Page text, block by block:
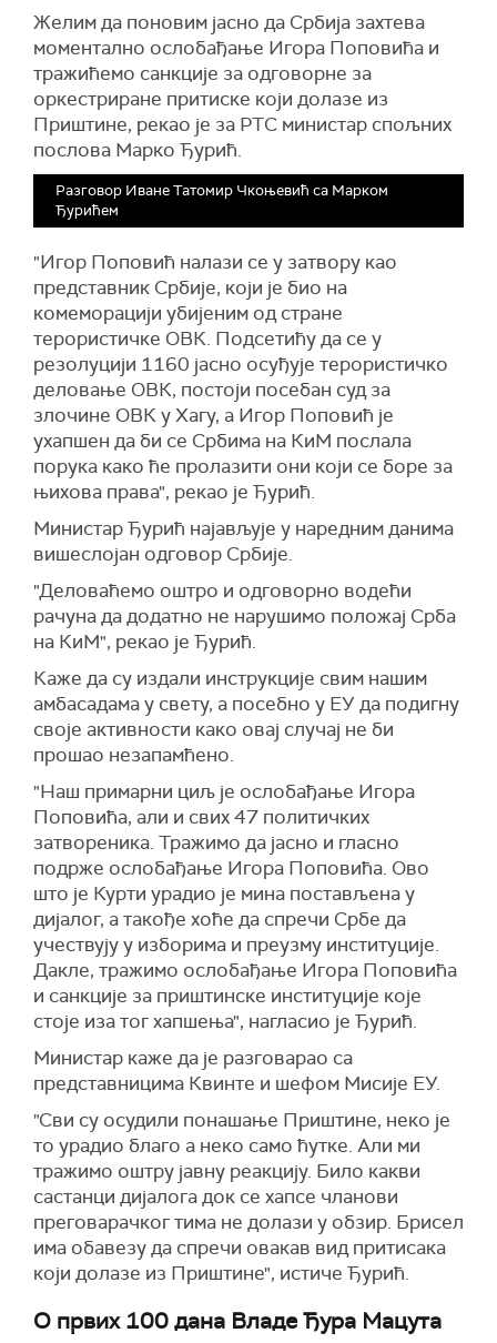
Желим да поновим јасно да Србија захтева
моментално ослобађање Игора Поповића и
тражићемо санкције за одговорне за
оркестриране притиске који долазе из
Приштине, рекао је за РТС министар спољних
послова Марко Ђурић.
Разговор Иване Татомир Чкоњевић са Марком
Ђурићем
"Игор Поповић налази се у затвору као
представник Србије, који је био на
комеморацији убијеним од стране
терористичке ОВК. Подсетићу да се у
резолуцији 1160 јасно осуђује терористичко
деловање ОВК, постоји посебан суд за
злочине ОВК у Хагу, а Игор Поповић је
ухапшен да би се Србима на КиМ послала
порука како ће пролазити они који се боре за
њихова права", рекао је Ђурић.
Министар Ђурић најављује у наредним данима
вишеслојан одговор Србије.
"Деловаћемо оштро и одговорно водећи
рачуна да додатно не нарушимо положај Срба
на КиМ", рекао је Ђурић.
Каже да су издали инструкције свим нашим
амбасадама у свету, а посебно у ЕУ да подигну
своје активности како овај случај не би
прошао незапамћено.
"Наш примарни циљ је ослобађање Игора
Поповића, али и свих 47 политичких
затвореника. Тражимо да јасно и гласно
подрже ослобађање Игора Поповића. Ово
што је Курти урадио је мина постављена у
дијалог, а такође хоће да спречи Србе да
учествују у изборима и преузму институције.
Дакле, тражимо ослобађање Игора Поповића
и санкције за приштинске институције које
стоје иза тог хапшења", нагласио је Ђурић.
Министар каже да је разговарао са
представницима Квинте и шефом Мисије ЕУ.
"Сви су осудили понашање Приштине, неко је
то урадио благо а неко само ћутке. Али ми
тражимо оштру јавну реакцију. Било какви
састанци дијалога док се хапсе чланови
преговарачког тима не долази у обзир. Брисел
има обавезу да спречи овакав вид притисака
који долазе из Приштине", истиче Ђурић.
О првих 100 дана Владе Ђура Мацута